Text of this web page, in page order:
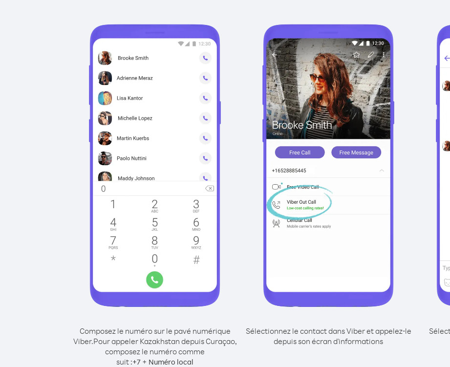
Composez le numéro sur le pavé numérique
Viber.Pour appeler Kazakhstan depuis Curaçao,
composez le numéro comme
suit :+7 + Numéro local
Sélectionnez le contact dans Viber et appelez-le
depuis son écran d'informations